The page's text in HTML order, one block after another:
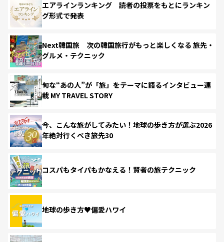
エアラインランキング 読者の投票をもとにランキン
グ形式で発表
Next韓国旅 次の韓国旅行がもっと楽しくなる 旅先・
グルメ・テクニック
旬な“あの人”が「旅」をテーマに語るインタビュー連
載 MY TRAVEL STORY
今、こんな旅がしてみたい！地球の歩き方が選ぶ2026
年絶対行くべき旅先30
コスパもタイパもかなえる！賢者の旅テクニック
地球の歩き方♥偏愛ハワイ